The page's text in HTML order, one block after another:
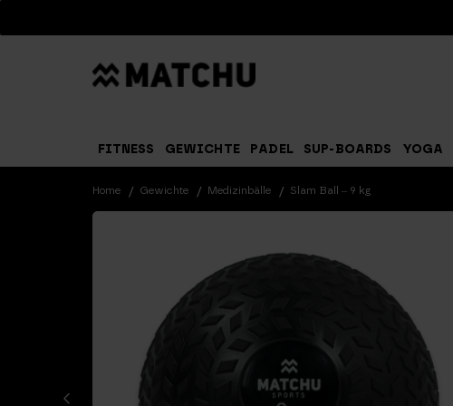
FITNESS GEWICHTE PADEL SUP-BOARDS YOGA
Home Gewichte Medizinbälle Slam Ball – 9 kg